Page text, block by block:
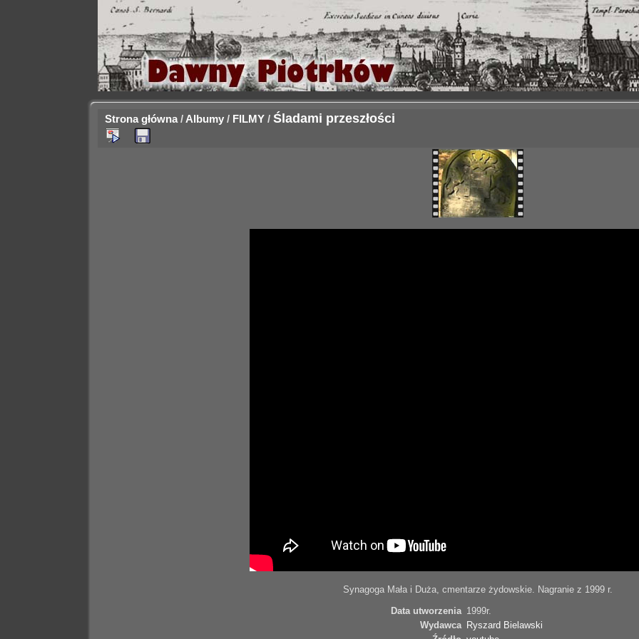
Strona główna / Albumy / FILMY / Śladami przeszłości
Synagoga Mała i Duża, cmentarze żydowskie. Nagranie z 1999 r.
Data utworzenia 1999r.
Wydawca Ryszard Bielawski